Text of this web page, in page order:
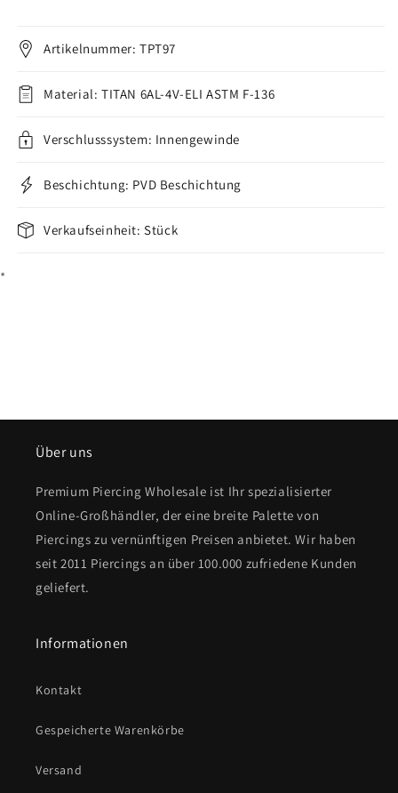
InnengewindeInnengewinde
Artikelnummer: TPT97
Material: TITAN 6AL-4V-ELI ASTM F-136
Verschlusssystem: Innengewinde
Beschichtung: PVD Beschichtung
Verkaufseinheit: Stück
*
Über uns
Premium Piercing Wholesale ist Ihr spezialisierter
Online-Großhändler, der eine breite Palette von
Piercings zu vernünftigen Preisen anbietet. Wir haben
seit 2011 Piercings an über 100.000 zufriedene Kunden
geliefert.
Informationen
Kontakt
Gespeicherte Warenkörbe
Versand